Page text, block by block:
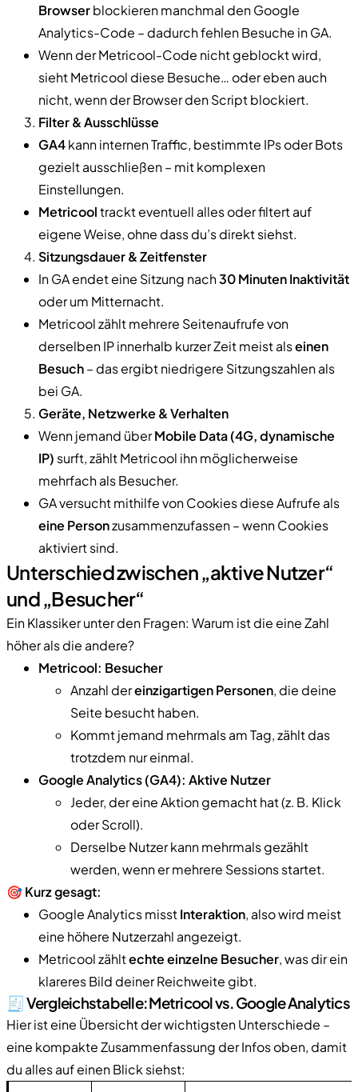
Browserblockieren manchmal den Google
Analytics-Code – dadurch fehlen Besuche in GA.
Wenn der Metricool-Code nicht geblockt wird,
sieht Metricool diese Besuche… oder eben auch
nicht, wenn der Browser den Script blockiert.
Filter & Ausschlüsse
GA4kann internen Traffic, bestimmte IPs oder Bots
gezielt ausschließen – mit komplexen
Einstellungen.
Metricooltrackt eventuell alles oder filtert auf
eigene Weise, ohne dass du’s direkt siehst.
Sitzungsdauer & Zeitfenster
In GA endet eine Sitzung nach30 Minuten Inaktivität
oder um Mitternacht.
Metricool zählt mehrere Seitenaufrufe von
derselben IP innerhalb kurzer Zeit meist alseinen
Besuch– das ergibt niedrigere Sitzungszahlen als
bei GA.
Geräte, Netzwerke & Verhalten
Wenn jemand überMobile Data (4G, dynamische
IP) surft, zählt Metricool ihn möglicherweise
mehrfach als Besucher.
GA versucht mithilfe von Cookies diese Aufrufe als
eine Personzusammenzufassen – wenn Cookies
aktiviert sind.
Unterschied zwischen „aktive Nutzer“
und „Besucher“
Ein Klassiker unter den Fragen: Warum ist die eine Zahl
höher als die andere?
Metricool: Besucher
Anzahl dereinzigartigen Personen, die deine
Seite besucht haben.
Kommt jemand mehrmals am Tag, zählt das
trotzdem nur einmal.
Google Analytics (GA4): Aktive Nutzer
Jeder, der eine Aktion gemacht hat (z. B. Klick
oder Scroll).
Derselbe Nutzer kann mehrmals gezählt
werden, wenn er mehrere Sessions startet.
🎯Kurz gesagt:
Google Analytics misstInteraktion, also wird meist
eine höhere Nutzerzahl angezeigt.
Metricool zähltechte einzelne Besucher, was dir ein
klareres Bild deiner Reichweite gibt.
🧾 Vergleichstabelle: Metricool vs. Google Analytics
Hier ist eine Übersicht der wichtigsten Unterschiede –
eine kompakte Zusammenfassung der Infos oben, damit
du alles auf einen Blick siehst: